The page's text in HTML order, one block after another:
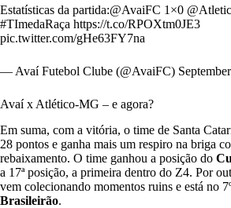
Estatísticas da partida:@AvaiFC 1×0
#TImedaRaça https://t.co/RPOXtm0JE3
pic.twitter.com/gHe63FY7na
— Avaí Futebol Clube (@AvaiFC)
Avaí x Atlético-MG – e agora?
Em suma, com a vitória, o time de Santa
28 pontos e ganha mais um respiro na briga
rebaixamento. O time ganhou a posição do
a 17ª posição, a primeira dentro do Z4. Por
vem colecionando momentos ruins e está no
Brasileirão.